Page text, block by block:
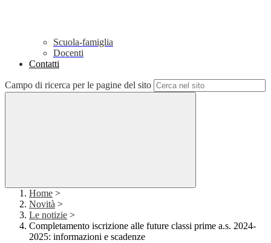
Scuola-famiglia
Docenti
Contatti
Campo di ricerca per le pagine del sito
Home >
Novità >
Le notizie >
Completamento iscrizione alle future classi prime a.s. 2024-
2025: informazioni e scadenze